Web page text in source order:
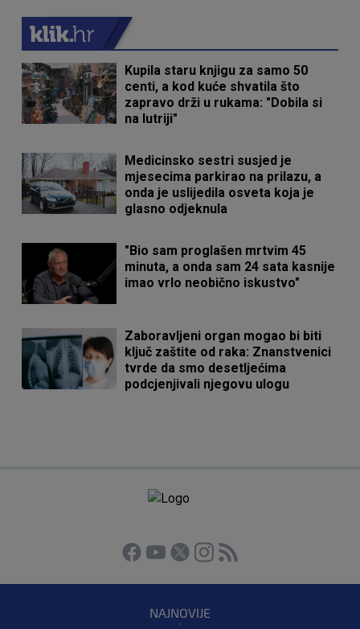
Kupila staru knjigu za samo 50
centi, a kod kuće shvatila što
zapravo drži u rukama: "Dobila si
na lutriji"
Medicinsko sestri susjed je
mjesecima parkirao na prilazu, a
onda je uslijedila osveta koja je
glasno odjeknula
"Bio sam proglašen mrtvim 45
minuta, a onda sam 24 sata kasnije
imao vrlo neobično iskustvo"
Zaboravljeni organ mogao bi biti
ključ zaštite od raka: Znanstvenici
tvrde da smo desetljećima
podcjenjivali njegovu ulogu
NAJNOVIJE